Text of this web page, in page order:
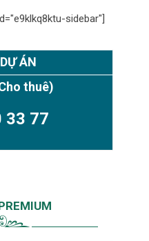
sidebar"]
ÁN
thuê)
33 77